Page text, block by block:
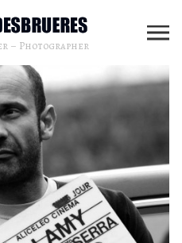
– Photographer